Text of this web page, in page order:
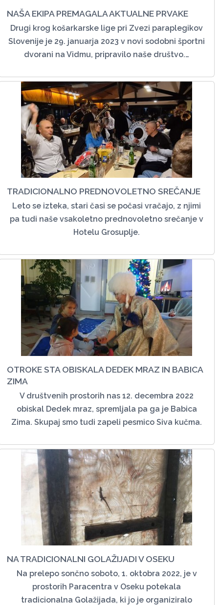
NAŠA EKIPA PREMAGALA AKTUALNE PRVAKE
Drugi krog košarkarske lige pri Zvezi paraplegikov
Slovenije je 29. januarja 2023 v novi sodobni športni
dvorani na Vidmu, pripravilo naše društvo.…
TRADICIONALNO PREDNOVOLETNO SREČANJE
Leto se izteka, stari časi se počasi vračajo, z njimi
pa tudi naše vsakoletno prednovoletno srečanje v
Hotelu Grosuplje.
OTROKE STA OBISKALA DEDEK MRAZ IN BABICA
ZIMA
V društvenih prostorih nas 12. decembra 2022
obiskal Dedek mraz, spremljala pa ga je Babica
Zima. Skupaj smo tudi zapeli pesmico Siva kučma.
NA TRADICIONALNI GOLAŽIJADI V OSEKU
Na prelepo sončno soboto, 1. oktobra 2022, je v
prostorih Paracentra v Oseku potekala
tradicionalna Golažijada, ki jo je organiziralo